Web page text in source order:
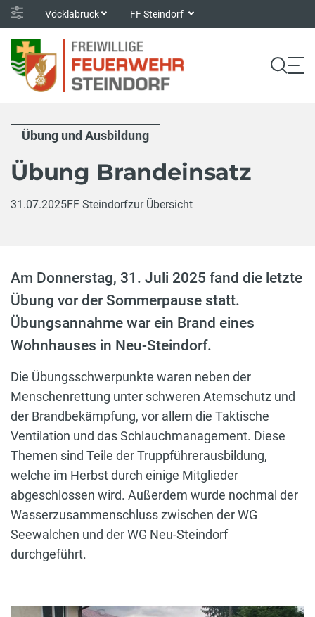
Vöcklabruck FF Steindorf
Übung und Ausbildung
Übung Brandeinsatz
31.07.2025FF Steindorfzur Übersicht
Am Donnerstag, 31. Juli 2025 fand die letzte
Übung vor der Sommerpause statt.
Übungsannahme war ein Brand eines
Wohnhauses in Neu-Steindorf.
Die Übungsschwerpunkte waren neben der
Menschenrettung unter schweren Atemschutz und
der Brandbekämpfung, vor allem die Taktische
Ventilation und das Schlauchmanagement. Diese
Themen sind Teile der Truppführerausbildung,
welche im Herbst durch einige Mitglieder
abgeschlossen wird. Außerdem wurde nochmal der
Wasserzusammenschluss zwischen der WG
Seewalchen und der WG Neu-Steindorf
durchgeführt.